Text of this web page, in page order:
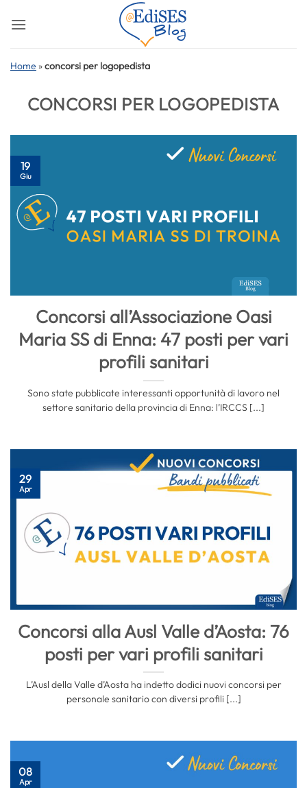
Home »concorsi per logopedista
CONCORSI PER LOGOPEDISTA
Concorsi all’Associazione Oasi
Maria SS di Enna: 47 posti per vari
profili sanitari
Sono state pubblicate interessanti opportunità di lavoro nel
settore sanitario della provincia di Enna: l’IRCCS [...]
19
Giu
Concorsi alla Ausl Valle d’Aosta: 76
posti per vari profili sanitari
L’Ausl della Valle d’Aosta ha indetto dodici nuovi concorsi per
personale sanitario con diversi profili [...]
29
Apr
08
Apr